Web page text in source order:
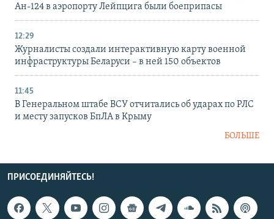
Ан-124 в аэропорту Лейпцига были боеприпасы
12:29
Журналисты создали интерактивную карту военной
инфраструктуры Беларуси – в ней 150 объектов
11:45
В Генеральном штабе ВСУ отчитались об ударах по РЛС
и месту запусков БпЛА в Крыму
БОЛЬШЕ
ПРИСОЕДИНЯЙТЕСЬ!